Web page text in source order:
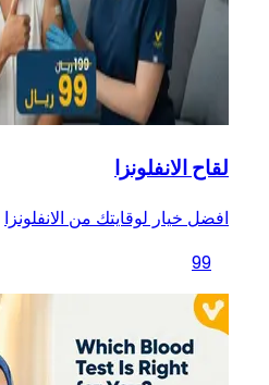
لقاح الانفلونزا
افضل خيار لوقايتك من الانفلونزا
99